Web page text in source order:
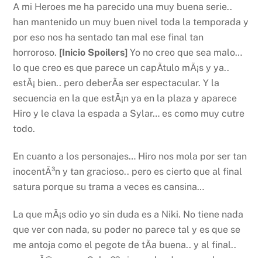
A mi Heroes me ha parecido una muy buena serie..
han mantenido un muy buen nivel toda la temporada y
por eso nos ha sentado tan mal ese final tan
horroroso. [Inicio Spoilers] Yo no creo que sea malo…
lo que creo es que parece un capÃ­tulo mÃ¡s y ya..
estÃ¡ bien.. pero deberÃ­a ser espectacular. Y la
secuencia en la que estÃ¡n ya en la plaza y aparece
Hiro y le clava la espada a Sylar… es como muy cutre
todo.
En cuanto a los personajes… Hiro nos mola por ser tan
inocentÃ³n y tan gracioso.. pero es cierto que al final
satura porque su trama a veces es cansina…
La que mÃ¡s odio yo sin duda es a Niki. No tiene nada
que ver con nada, su poder no parece tal y es que se
me antoja como el pegote de tÃ­a buena.. y al final..